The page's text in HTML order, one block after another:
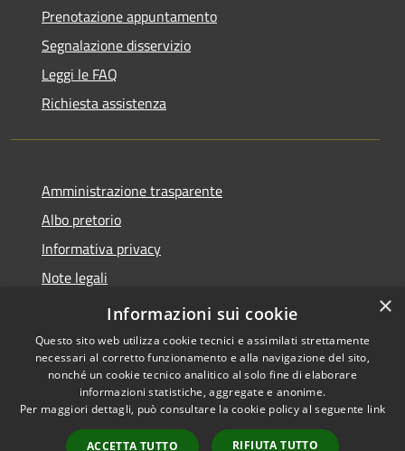
Prenotazione appuntamento
Segnalazione disservizio
Leggi le FAQ
Richiesta assistenza
Amministrazione trasparente
Albo pretorio
Informativa privacy
Note legali
Dichiarazione di accessibilità
Accessibilità
Copyright © 2026 • Comune di
Miradolo Terme • Powered by
Municipium• Accesso
×
Informazioni sui cookie
Questo sito web utilizza cookie tecnici e assimilati strettamente
necessari al corretto funzionamento e alla navigazione del sito,
nonché un cookie tecnico analitico al solo fine di elaborare
informazioni statistiche, aggregate e anonime.
Per maggiori dettagli, può consultare la cookie policy al seguente link
ACCETTA TUTTO RIFIUTA TUTTO